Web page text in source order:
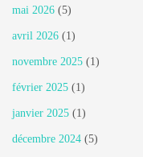
mai 2026 (5)
avril 2026 (1)
novembre 2025 (1)
février 2025 (1)
janvier 2025 (1)
décembre 2024 (5)